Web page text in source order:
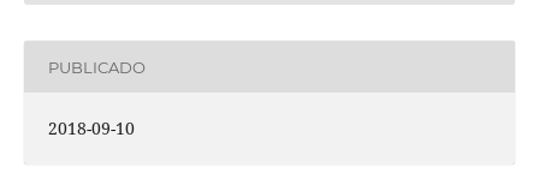
PUBLICADO
2018-09-10